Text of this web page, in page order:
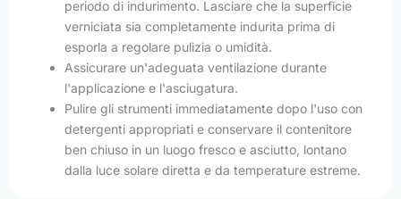
periodo di indurimento. Lasciare che la superficie
verniciata sia completamente indurita prima di
esporla a regolare pulizia o umidità.
Assicurare un'adeguata ventilazione durante
l'applicazione e l'asciugatura.
Pulire gli strumenti immediatamente dopo l'uso con
detergenti appropriati e conservare il contenitore
ben chiuso in un luogo fresco e asciutto, lontano
dalla luce solare diretta e da temperature estreme.